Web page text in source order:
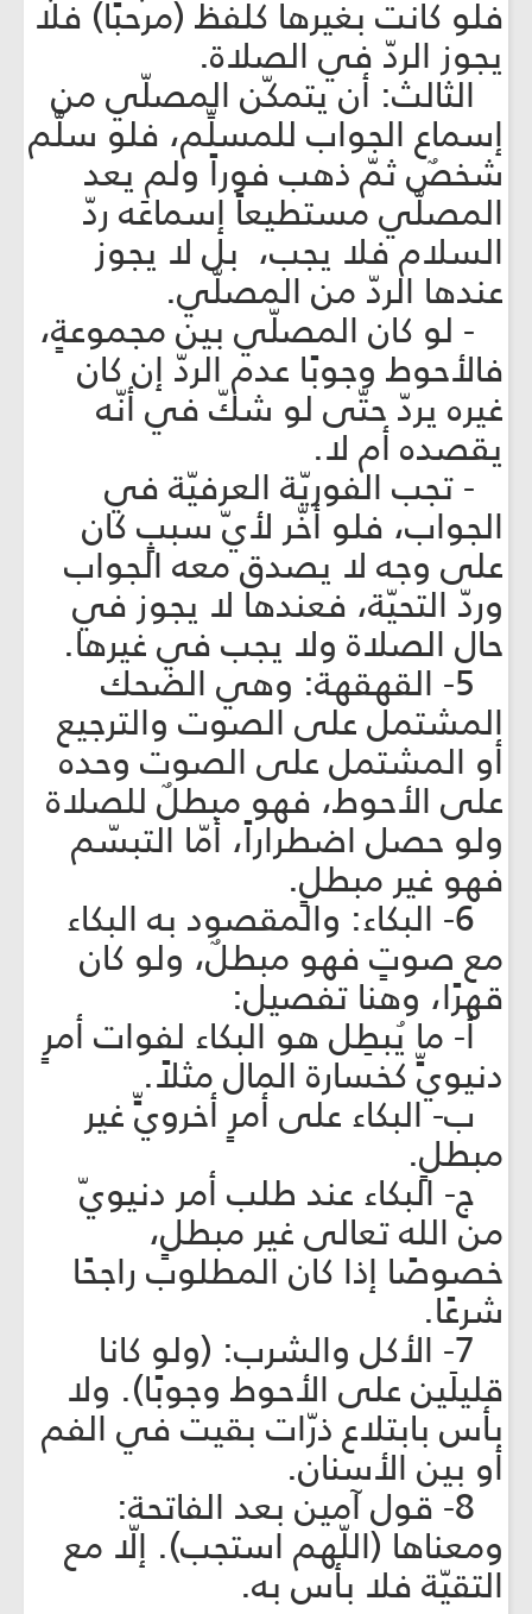
فلو كانت بغيرها كلفظ (مرحبًا) فلا
يجوز الردّ في الصلاة.
الثالث: أن يتمكّن المصلّي من
إسماع الجواب للمسلِّم، فلو سلَّم
شخصٌ ثمّ ذهب فوراً ولم يعد
المصلّي مستطيعاً إسماعَه ردّ
السلام فلا يجب، بل لا يجوز
عندها الردّ من المصلّي.
- لو كان المصلّي بين مجموعةٍ،
فالأحوط وجوبًا عدم الردّ إن كان
غيره يردّ حتّى لو شكّ في أنّه
يقصده أم لا.
- تجب الفوريّة العرفيّة في
الجواب، فلو أخّر لأيّ سببٍ كان
على وجه لا يصدق معه الجواب
وردّ التحيّة، فعندها لا يجوز في
حال الصلاة ولا يجب في غيرها.
5- القهقهة: وهي الضحك
المشتمل على الصوت والترجيع
أو المشتمل على الصوت وحده
على الأحوط، فهو مبطلٌ للصلاة
ولو حصل اضطراراً، أمّا التبسّم
فهو غير مبطلٍ.
6- البكاء: والمقصود به البكاء
مع صوتٍ فهو مبطلٌ، ولو كان
قهرًا، وهنا تفصيل:
أ- ما يُبطِل هو البكاء لفوات أمرٍ
دنيويٍّ كخسارة المال مثلاً.
ب- البكاء على أمرٍ أخرويٍّ غير
مبطلٍ.
ج- البكاء عند طلب أمر دنيويّ
من الله تعالى غير مبطلٍ،
خصوصًا إذا كان المطلوب راجحًا
شرعًا.
7- الأكل والشرب: (ولو كانا
قليلَين على الأحوط وجوبًا). ولا
بأس بابتلاع ذرّات بقيت في الفم
أو بين الأسنان.
8- قول آمين بعد الفاتحة:
ومعناها (اللّهم استجب). إلّا مع
التقيّة فلا بأس به.